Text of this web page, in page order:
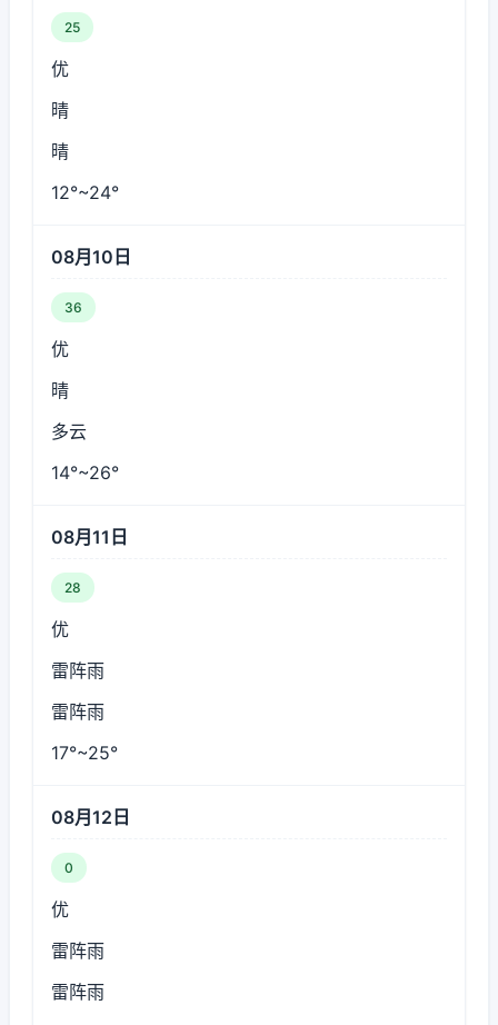
25
优
晴
晴
12°~24°
08月10日
36
优
晴
多云
14°~26°
08月11日
28
优
雷阵雨
雷阵雨
17°~25°
08月12日
0
优
雷阵雨
雷阵雨